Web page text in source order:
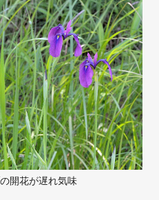
開花が遅れ気味